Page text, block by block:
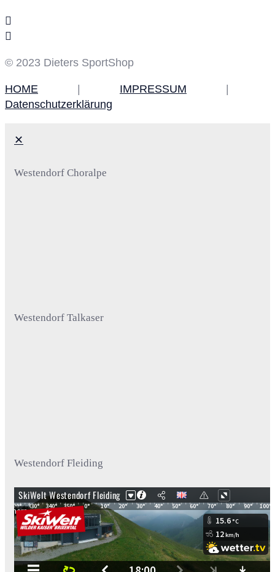
© 2023 Dieters SportShop
HOME IMPRESSUM
Datenschutzerklärung
✕
Westendorf Choralpe
Westendorf Talkaser
Westendorf Fleiding